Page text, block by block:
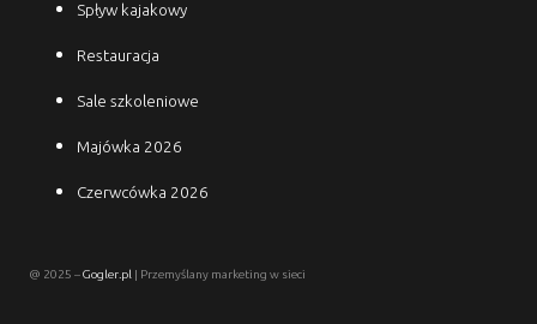
Spływ kajakowy
Restauracja
Sale szkoleniowe
Majówka 2026
Czerwcówka 2026
@ 2025 –Gogler.pl | Przemyślany marketing w sieci